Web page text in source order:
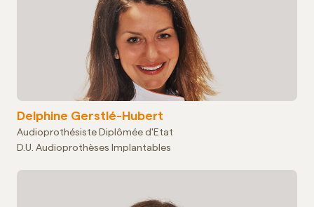
Delphine Gerstlé-Hubert
Audioprothésiste Diplômée d'Etat
D.U. Audioprothèses Implantables